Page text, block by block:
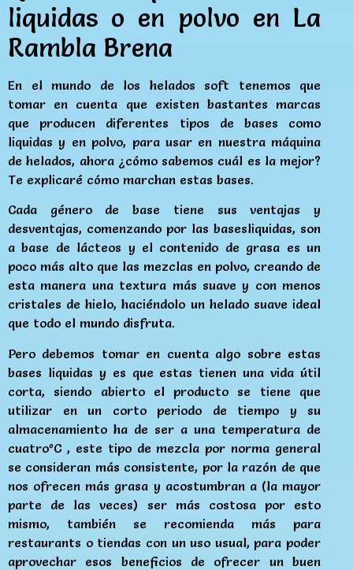
liquidas o en polvo en La
Rambla Brena
En el mundo de los helados soft tenemos que
tomar en cuenta que existen bastantes marcas
que producen diferentes tipos de bases como
liquidas y en polvo, para usar en nuestra máquina
de helados, ahora ¿cómo sabemos cuál es la mejor?
Te explicaré cómo marchan estas bases.
Cada género de base tiene sus ventajas y
desventajas, comenzando por las basesliquidas, son
a base de lácteos y el contenido de grasa es un
poco más alto que las mezclas en polvo, creando de
esta manera una textura más suave y con menos
cristales de hielo, haciéndolo un helado suave ideal
que todo el mundo disfruta.
Pero debemos tomar en cuenta algo sobre estas
bases liquidas y es que estas tienen una vida útil
corta, siendo abierto el producto se tiene que
utilizar en un corto periodo de tiempo y su
almacenamiento ha de ser a una temperatura de
cuatroºC , este tipo de mezcla por norma general
se consideran más consistente, por la razón de que
nos ofrecen más grasa y acostumbran a (la mayor
parte de las veces) ser más costosa por esto
mismo, también se recomienda más para
restaurants o tiendas con un uso usual, para poder
aprovechar esos beneficios de ofrecer un buen